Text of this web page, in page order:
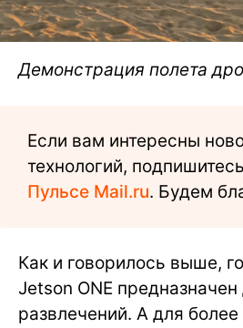
Демонстрация полета
Если вам интересны
технологий,
Пульсе Mail.ru. Будем
Как и говорилось выше,
Jetson ONE предназначен
развлечений. А для